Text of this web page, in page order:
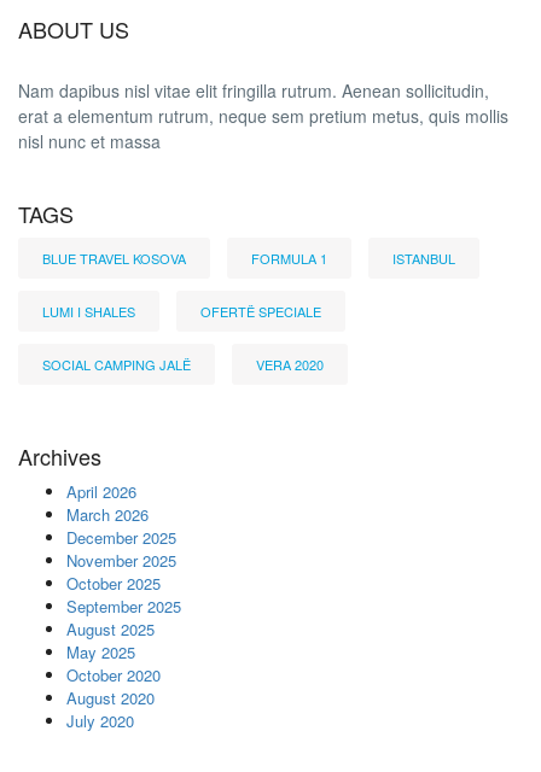
ABOUT US
Nam dapibus nisl vitae elit fringilla rutrum. Aenean sollicitudin,
erat a elementum rutrum, neque sem pretium metus, quis mollis
nisl nunc et massa
TAGS
BLUE TRAVEL KOSOVA FORMULA 1 ISTANBUL
LUMI I SHALES OFERTË SPECIALE
SOCIAL CAMPING JALË VERA 2020
Archives
April 2026
March 2026
December 2025
November 2025
October 2025
September 2025
August 2025
May 2025
October 2020
August 2020
July 2020